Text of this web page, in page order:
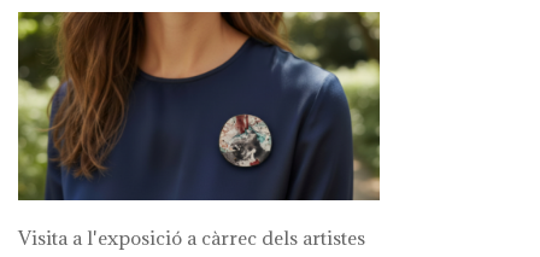
Visita a l'exposició a càrrec dels artistes